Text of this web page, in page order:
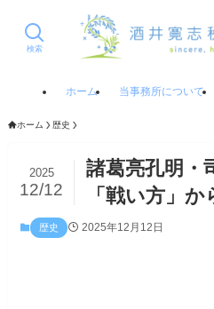
検索
ホーム 当事務所について
ホーム 歴史
諸葛亮孔明・
「戦い方」か
2025
12/12
歴史 2025年12月12日